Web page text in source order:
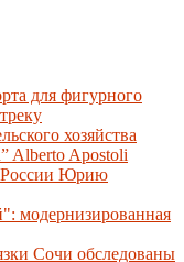
для фигурного
хозяйства
Alberto Apostoli
России Юрию
модернизированная
Сочи обследованы